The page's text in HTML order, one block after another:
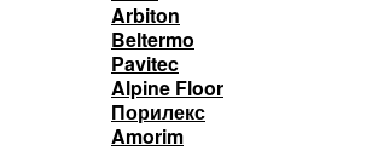
Arbiton
Beltermo
Pavitec
Alpine Floor
Порилекс
Amorim